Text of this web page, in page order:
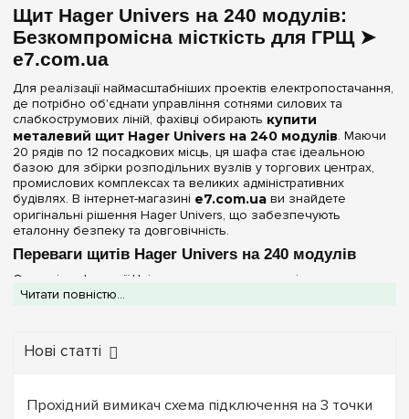
156(+2)
168(+2)
180(+3)
182(+2)
192(+2)
216 (+1)
240
252 (+2)
288 (+1)
336 (+1)
Матеріал корпусу
Метал(2)
Дверцята
Непрозора(2)
Серія
Univers(2)
Колір корпусу
Білий(2)
Ступінь захисту IP
Щит Hager Univers на 240 модулів:
Безкомпромісна місткість для ГРЩ ➤
e7.com.ua
Для реалізації наймасштабніших проектів електропостачання,
де потрібно об'єднати управління сотнями силових та
слабкострумових ліній, фахівці обирають купити
металевий щит Hager Univers на 240 модулів. Маючи
20 рядів по 12 посадкових місць, ця шафа стає ідеальною
базою для збірки розподільних вузлів у торгових центрах,
промислових комплексах та великих адміністративних
будівлях. В інтернет-магазині e7.com.ua ви знайдете
оригінальні рішення Hager Univers, що забезпечують
еталонну безпеку та довговічність.
Переваги щитів Hager Univers на 240 модулів
Сталеві шафи серії Univers у даному виконанні — це вершина
модельного ряду за місткістю:
або майстернях, гарантуючи захист автоматики від крапель
високоякісної листової сталі з порошковим покриттям (RAL
9010), що дозволяє надійно утримувати вагу сотень
Читати повністю...
Нові статті
Прохідний вимикач схема підключення на 3 точки